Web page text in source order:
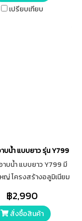
เปรียบเทียบ
14บน้ำ แบบยาว รุ่น Y799
าบน้ำ แบบยาว Y799 มี
ญ่ โครงสร้างอลูมิเนียม
ปรับระดับได้ถึง 5 ระดับ
฿2,990
สั่งซื้อสินค้า